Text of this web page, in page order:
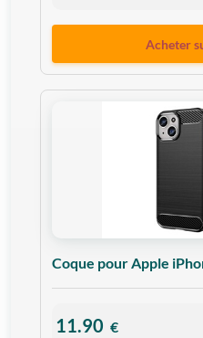
Acheter
Coque pour Apple
11.90 €